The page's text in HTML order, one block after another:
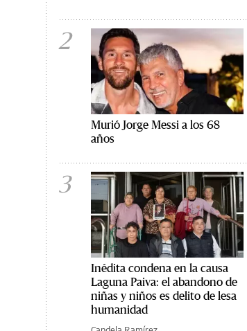
2
Murió Jorge Messi a los 68
años
3
Inédita condena en la causa
Laguna Paiva: el abandono de
niñas y niños es delito de lesa
humanidad